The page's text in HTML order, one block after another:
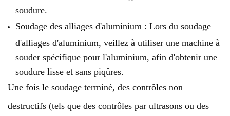
soudure.
Soudage des alliages d'aluminium : Lors du soudage
d'alliages d'aluminium, veillez à utiliser une machine à
souder spécifique pour l'aluminium, afin d'obtenir une
soudure lisse et sans piqûres.
Une fois le soudage terminé, des contrôles non
destructifs (tels que des contrôles par ultrasons ou des